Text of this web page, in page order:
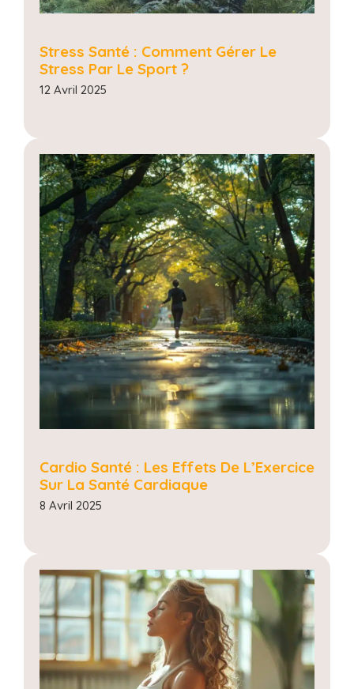
Stress Santé : Comment Gérer Le
Stress Par Le Sport ?
12 Avril 2025
Cardio Santé : Les Effets De L’Exercice
Sur La Santé Cardiaque
8 Avril 2025